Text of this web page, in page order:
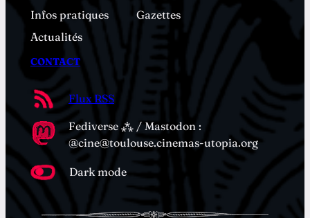
Infos pratiques
Gazettes
Actualités
CONTACT
Flux RSS
Fediverse ⁂ / Mastodon :
@cine@toulouse.cinemas-utopia.org
Dark mode